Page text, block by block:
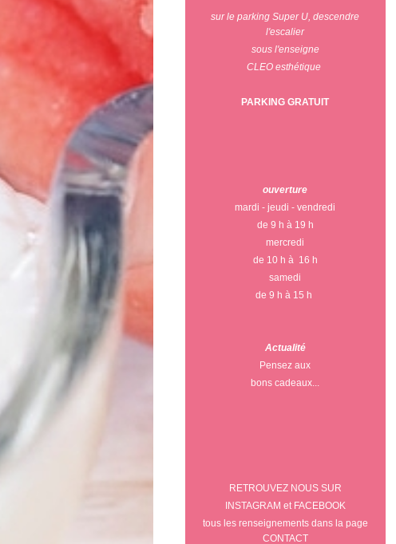
sur le parking Super U, descendre
l'escalier
sous l'enseigne
CLEO esthétique
PARKING GRATUIT
ouverture
mardi - jeudi - vendredi
de 9 h à 19 h
mercredi
de 10 h à 16 h
samedi
de 9 h à 15 h
Actualité
Pensez aux
bons cadeaux...
RETROUVEZ NOUS SUR
INSTAGRAM et FACEBOOK
tous les renseignements dans la page
CONTACT